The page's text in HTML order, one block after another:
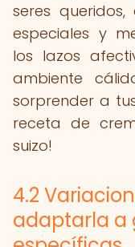
seres
especiales y
los lazos
ambiente
sorprender a
receta de
suizo!
4.2
adaptarla a